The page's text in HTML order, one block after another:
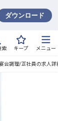
ダウンロード
索 キープ メニュー
会調理/正社員の求人詳